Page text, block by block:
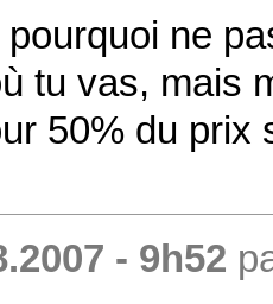
ne
tu vas, mais
50% du prix
- 9h52